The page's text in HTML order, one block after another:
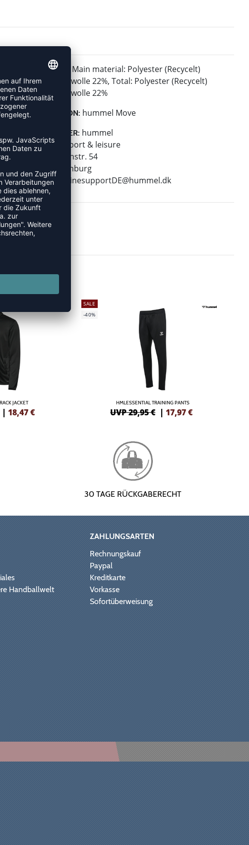
MATERIAL:
Main material: Polyester (Recycelt)
78%,Baumwolle 22%, Total: Polyester (Recycelt)
78%,Baumwolle 22%
KOLLEKTION: hummel Move
HERSTELLER: hummel
hummel sport & leisure
Leverkusenstr. 54
22761 Hamburg
E-Mail:
onlinesupportDE@hummel.dk
JACKET
| 18,47€
SALE
-40%
HMLESSENTIAL TRAINING PANTS
UVP 29,95 € |17,97€
30 TAGE RÜCKGABERECHT
Handballwelt
ZAHLUNGSARTEN
Rechnungskauf
Paypal
Kreditkarte
Vorkasse
Sofortüberweisung